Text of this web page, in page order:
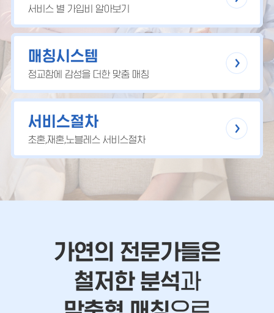
서비스 별 가입비 알아보기
매칭시스템
정교함에 감성을 더한 맞춤 매칭
서비스절차
초혼,재혼,노블레스 서비스절차
가연의 전문가들은
철저한 분석과